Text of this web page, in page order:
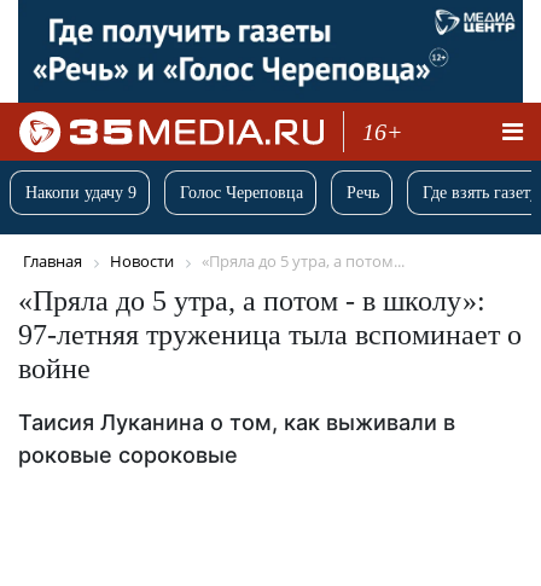
16+
Накопи удачу 9 Голос Череповца Речь Где взять
Главная Новости «Пряла до 5 утра, а потом...
«Пряла до 5 утра, а потом - в школу»:
97-летняя труженица тыла вспоминает о
войне
Таисия Луканина о том, как выживали в
роковые сороковые